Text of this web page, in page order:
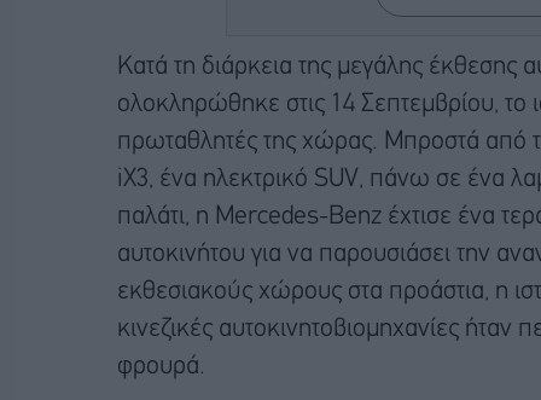
Κατά τη διάρκεια της μεγάλης έκθεσης
ολοκληρώθηκε στις 14 Σεπτεμβρίου, το
πρωταθλητές της χώρας. Μπροστά από
iX3, ένα ηλεκτρικό SUV, πάνω σε ένα
παλάτι, η Mercedes-Benz έχτισε ένα
αυτοκινήτου για να παρουσιάσει την
εκθεσιακούς χώρους στα προάστια, η
κινεζικές αυτοκινητοβιομηχανίες ήταν
φρουρά.